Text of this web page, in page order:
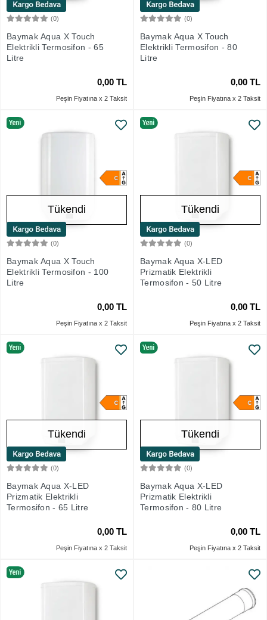
(0)
Baymak Aqua X Touch
Elektrikli Termosifon - 65
Litre
0,00 TL
Peşin Fiyatına x 2 Taksit
(0)
Baymak Aqua X Touch
Elektrikli Termosifon - 80
Litre
0,00 TL
Peşin Fiyatına x 2 Taksit
Tükendi
(0)
Baymak Aqua X Touch
Elektrikli Termosifon - 100
Litre
0,00 TL
Peşin Fiyatına x 2 Taksit
Tükendi
(0)
Baymak Aqua X-LED
Prizmatik Elektrikli
Termosifon - 50 Litre
0,00 TL
Peşin Fiyatına x 2 Taksit
Tükendi
(0)
Baymak Aqua X-LED
Prizmatik Elektrikli
Termosifon - 65 Litre
0,00 TL
Peşin Fiyatına x 2 Taksit
Tükendi
(0)
Baymak Aqua X-LED
Prizmatik Elektrikli
Termosifon - 80 Litre
0,00 TL
Peşin Fiyatına x 2 Taksit